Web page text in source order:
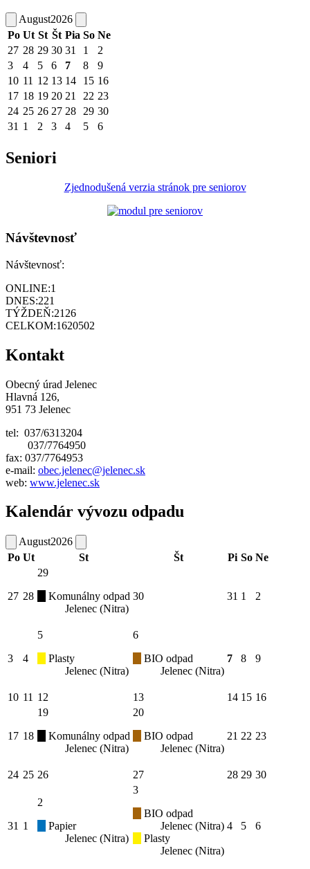
August2026
Po Ut St Št Pia So Ne
27 28 29 30 31 1
2
3
4 5 6 7 8
9
10 11 12 13 14 15 16
17 18 19 20 21 22 23
24 25 26 27 28 29 30
31 1 2 3 4 5 6
Seniori
Zjednodušená verzia stránok pre seniorov
Návštevnosť
Návštevnosť:
ONLINE:1
DNES:221
TÝŽDEŇ:2126
CELKOM:1620502
Kontakt
Obecný úrad Jelenec
Hlavná 126,
951 73 Jelenec
tel: 037/6313204
037/7764950
fax: 037/7764953
e-mail: obec.jelenec@jelenec.sk
web: www.jelenec.sk
Kalendár vývozu odpadu
August2026
Po Ut St Št Pi So Ne
27 28
29
Komunálny odpad
Jelenec (Nitra)
30 31 1 2
3 4
5
Plasty
Jelenec (Nitra)
6
BIO odpad
Jelenec (Nitra)
7 8 9
10 11 12 13 14 15 16
17 18
19
Komunálny odpad
Jelenec (Nitra)
20
BIO odpad
Jelenec (Nitra)
21 22 23
24 25 26 27 28 29 30
31 1
2
Papier
Jelenec (Nitra)
3
BIO odpad
Jelenec (Nitra)
Plasty
Jelenec (Nitra)
4 5 6